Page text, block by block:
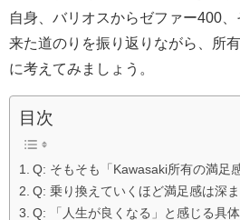
自身、バリオスからゼファー400
来た道のりを振り返りながら、所
に考えてみましょう。
目次
Q: そもそも「Kawasaki所有の満足
Q: 乗り換えていくほど満足感は深
Q: 「人生が良くなる」と感じる具